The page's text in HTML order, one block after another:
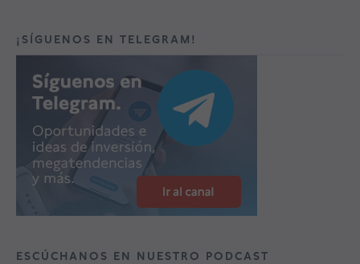
¡SÍGUENOS EN TELEGRAM!
ESCÚCHANOS EN NUESTRO PODCAST